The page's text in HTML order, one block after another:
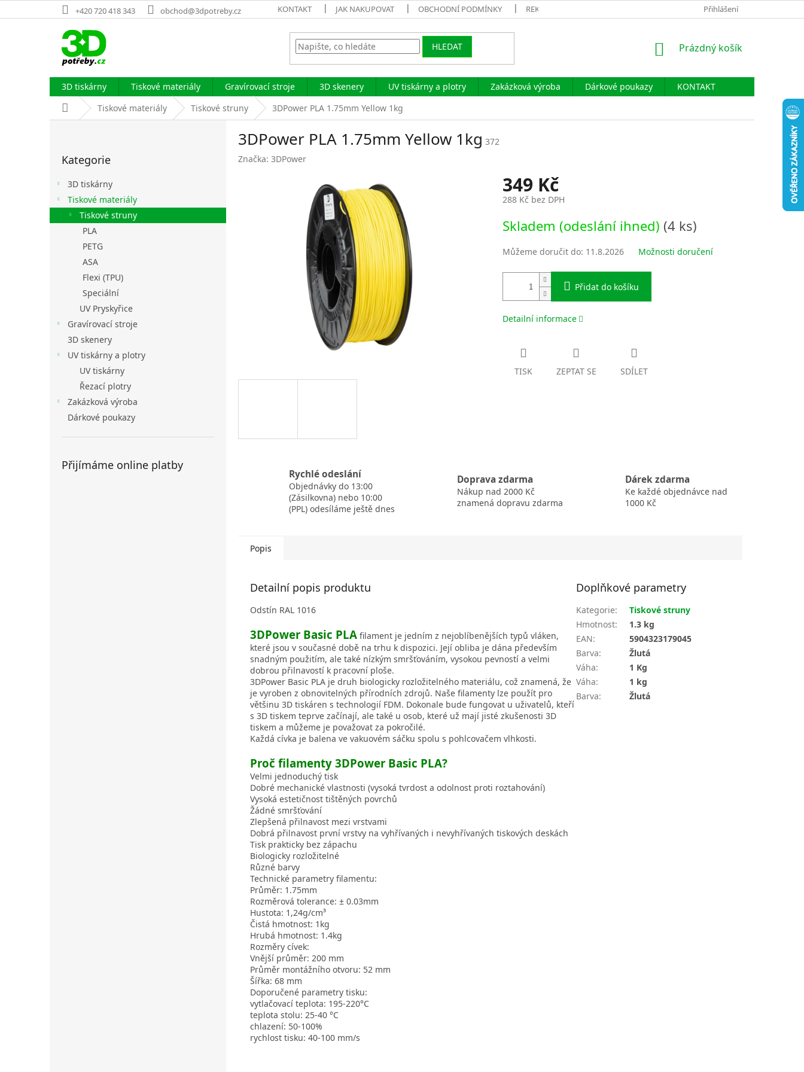
na
+420 720 418 343 obchod@3dpotreby.cz KONTAKT JAK NAKUPOVAT OBCHODNÍ PODMÍNKY REKLAMAČÍ ŘÁD PODMÍNKY OCHRANY OSOBNÍCH ÚDAJŮ
Přihlášení
HLEDAT
NÁKUPNÍ
Prázdný košík
3D tiskárny Tiskové materiály Gravírovací stroje 3D skenery UV tiskárny a plotry Zakázková výroba Dárkové poukazy
KONTAKT
Domů Tiskové materiály Tiskové struny 3DPower PLA 1.75mm Yellow 1kg
n
kategorie
Kategorie
3D tiskárny
Tiskové materiály
Tiskové struny
PLA
PETG
ASA
Flexi (TPU)
Speciální
UV Pryskyřice
Gravírovací stroje
3D skenery
UV tiskárny a plotry
UV tiskárny
Řezací plotry
Zakázková výroba
Dárkové poukazy
Přijímáme online platby
3DPower PLA 1.75mm Yellow 1kg 372
Značka: 3DPower
349 Kč
288 Kč bez DPH
cena:
Skladem (odeslání ihned) (4 ks)
Můžeme doručit do: 11.8.2026 Možnosti doručení
Přidat do košíku
Detailní informace
TISK ZEPTAT SE SDÍLET
Rychlé odeslání
Objednávky do 13:00
(Zásilkovna) nebo 10:00
(PPL) odesíláme ještě dnes
Doprava zdarma
Nákup nad 2000 Kč
znamená dopravu zdarma
Dárek zdarma
Ke každé objednávce nad
1000 Kč
Popis
Detailní popis produktu
Odstín RAL 1016
3DPower Basic PLA filament je jedním z nejoblíbenějších typů vláken,
které jsou v současné době na trhu k dispozici. Její obliba je dána především
snadným použitím, ale také nízkým smršťováním, vysokou pevností a velmi
dobrou přilnavostí k pracovní ploše.
3DPower Basic PLA je druh biologicky rozložitelného materiálu, což znamená, že
je vyroben z obnovitelných přírodních zdrojů. Naše filamenty lze použít pro
většinu 3D tiskáren s technologií FDM. Dokonale bude fungovat u uživatelů, kteří
s 3D tiskem teprve začínají, ale také u osob, které už mají jisté zkušenosti 3D
tiskem a můžeme je považovat za pokročilé.
Každá cívka je balena ve vakuovém sáčku spolu s pohlcovačem vlhkosti.
Proč filamenty 3DPower Basic PLA?
Velmi jednoduchý tisk
Dobré mechanické vlastnosti (vysoká tvrdost a odolnost proti roztahování)
Vysoká estetičnost tištěných povrchů
Žádné smršťování
Zlepšená přilnavost mezi vrstvami
Dobrá přilnavost první vrstvy na vyhřívaných i nevyhřívaných tiskových deskách
Tisk prakticky bez zápachu
Biologicky rozložitelné
Různé barvy
Technické parametry filamentu:
Průměr: 1.75mm
Rozměrová tolerance: ± 0.03mm
Hustota: 1,24g/cm³
Čistá hmotnost: 1kg
Hrubá hmotnost: 1.4kg
Rozměry cívek:
Vnější průměr: 200 mm
Průměr montážního otvoru: 52 mm
Šířka: 68 mm
Doporučené parametry tisku:
vytlačovací teplota: 195-220°C
teplota stolu: 25-40 °C
chlazení: 50-100%
rychlost tisku: 40-100 mm/s
Doplňkové parametry
Kategorie:
Tiskové struny
Hmotnost:
1.3 kg
EAN:
5904323179045
Barva:
Žlutá
Váha:
1 Kg
Váha:
1 kg
Barva: Žlutá